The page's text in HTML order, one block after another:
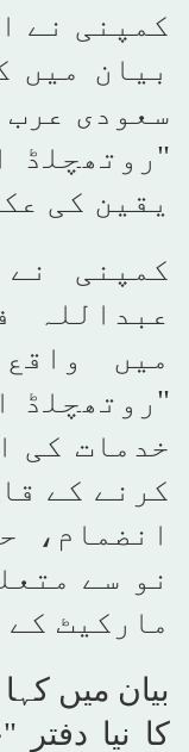
کمپنی نے
بیان میں
سعودی عرب
"روتھچلڈ
یقین کی
کمپنی
عبداللہ
میں
"روتھچلڈ
خدمات کی
کرنے کے
انضمام،
نو سے
مارکیٹ کے
بیان میں
کا نیا